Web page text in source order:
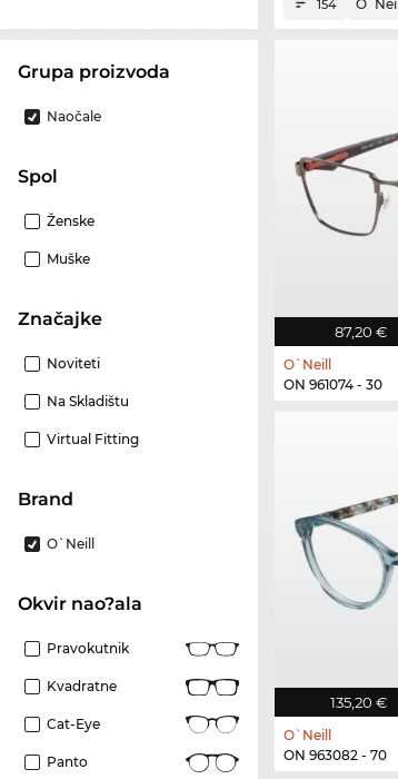
Grupa proizvoda
Naočale
Spol
Ženske
Muške
Značajke
Noviteti
Na Skladištu
Virtual Fitting
brand
O`Neill
Okvir nao?ala
Pravokutnik
Kvadratne
Cat-Eye
Panto
154 O`Neill
87,20 €
O`Neill
ON 961074 - 30
135,20 €
O`Neill
ON 963082 - 70